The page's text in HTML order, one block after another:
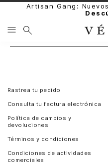
Artisan Gang:
Rastrea tu pedido
Consulta tu factura electrónica
Política de cambios y
devoluciones
Términos y condiciones
Condiciones de actividades
comerciales